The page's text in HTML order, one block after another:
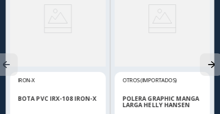
IRON-X
BOTA PVC IRX-108 IRON-X
OTROS (IMPORTADOS)
POLERA GRAPHIC MANGA
LARGA HELLY HANSEN